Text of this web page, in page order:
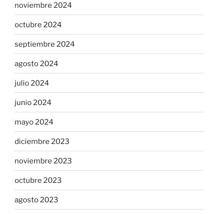
noviembre 2024
octubre 2024
septiembre 2024
agosto 2024
julio 2024
junio 2024
mayo 2024
diciembre 2023
noviembre 2023
octubre 2023
agosto 2023